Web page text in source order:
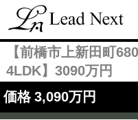
【前橋市上新田町
4LDK】3090万円
価格 3,090万円